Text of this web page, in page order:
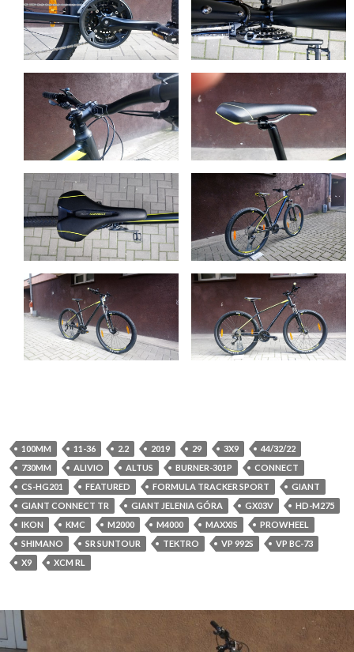
100MM 11-36 2.2 2019 29 3X9
44/32/22
730MM
ALIVIO ALTUS BURNER-301P
CONNECT
CS-HG201
FEATURED FORMULA TRACKER SPORT
GIANT
GIANT CONNECT TR
GIANT JELENIA GÓRA GX03V
HD-M275
IKON
KMC M2000 M4000 MAXXIS
PROWHEEL
SHIMANO
SR SUNTOUR TEKTRO VP 992S
VP BC-73
X9
XCM RL